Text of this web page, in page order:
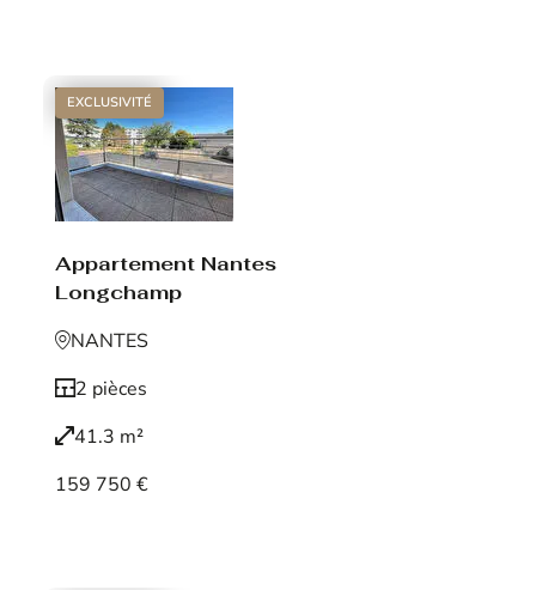
EXCLUSIVITÉ
Appartement Nantes
Longchamp
NANTES
2 pièces
41.3 m²
159 750 €